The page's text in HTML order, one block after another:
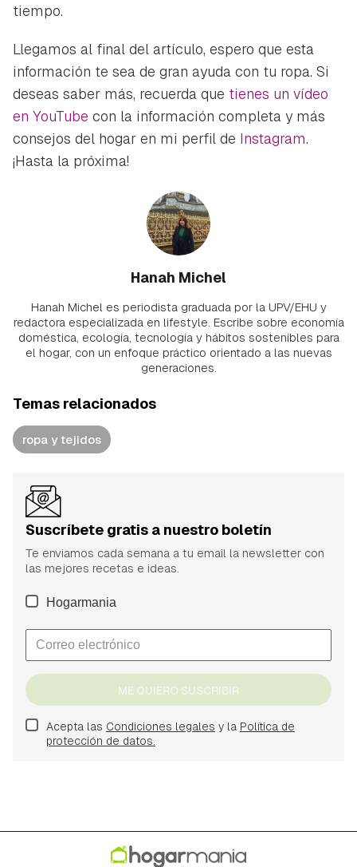
tiempo.
Llegamos al final del artículo, espero que esta
información te sea de gran ayuda con tu ropa. Si
deseas saber más, recuerda que tienes un vídeo
en YouTube con la información completa y más
consejos del hogar en mi perfil de Instagram.
¡Hasta la próxima!
Hanah Michel
Hanah Michel es periodista graduada por la UPV/EHU y
redactora especializada en lifestyle. Escribe sobre economía
doméstica, ecología, tecnología y hábitos sostenibles para
el hogar, con un enfoque práctico orientado a las nuevas
generaciones.
Temas relacionados
ropa y tejidos
Suscríbete gratis a nuestro boletín
Te enviamos cada semana a tu email la newsletter con
las mejores recetas e ideas.
Hogarmania
ME QUIERO SUSCRIBIR
Acepta las Condiciones legales y la Política de
protección de datos.